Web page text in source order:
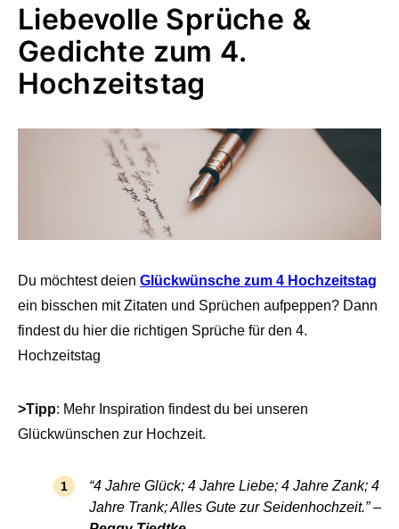
Liebevolle Sprüche &
Gedichte zum 4.
Hochzeitstag
Du möchtest deien Glückwünsche zum 4 Hochzeitstag
ein bisschen mit Zitaten und Sprüchen aufpeppen? Dann
findest du hier die richtigen Sprüche für den 4.
Hochzeitstag
>Tipp: Mehr Inspiration findest du bei unseren
Glückwünschen zur Hochzeit.
“4 Jahre Glück; 4 Jahre Liebe; 4 Jahre Zank; 4
Jahre Trank; Alles Gute zur Seidenhochzeit.” –